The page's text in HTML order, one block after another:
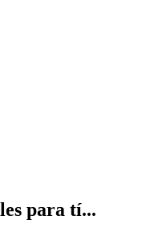
para tí...